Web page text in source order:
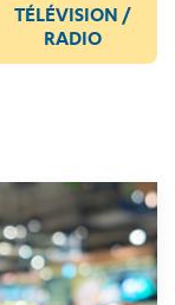
TÉLÉVISION /
RADIO